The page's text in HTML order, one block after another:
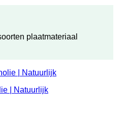
plaatmateriaal
| Natuurlijk